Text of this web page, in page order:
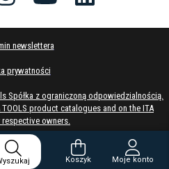
newslettera
prywatności
Spółka z ograniczoną odpowiedzialnością.
product catalogues and on the ITA
owners.
Wersja 2.1.26.196
Koszyk Moje konto